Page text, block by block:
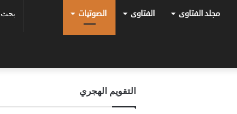
مجلد الفتاوى الفتاوى الصوتيات
التقويم الهجري